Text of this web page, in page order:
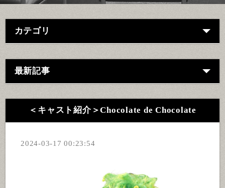
カテゴリ
最新記事
＜キャスト紹介＞Chocolate de Chocolate
2024-03-17 00:23:54